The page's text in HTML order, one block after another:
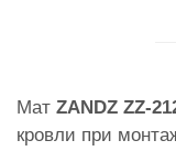
Мат ZANDZ ZZ-
кровли при